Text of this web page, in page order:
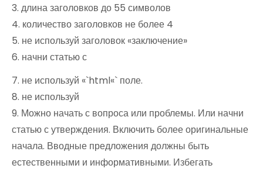
3. длина заголовков до 55 символов
4. количество заголовков не более 4
5. не используй заголовок «заключение»
6. начни статью с
7. не используй «`html«` поле.
8. не используй
9. Можно начать с вопроса или проблемы. Или начни
статью с утверждения. Включить более оригинальные
начала. Вводные предложения должны быть
естественными и информативными. Избегать